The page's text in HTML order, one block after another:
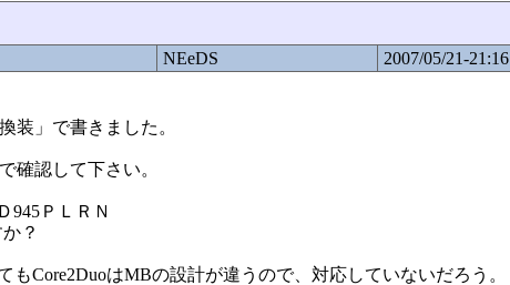
NEeDS 2007/05/21-21:16
装」で書きました。
確認して下さい。
ＰＬＲＮ
？
もCore2DuoはMBの設計が違うので、対応していないだろう。